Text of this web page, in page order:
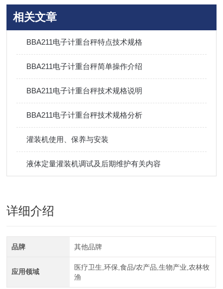
相关文章
BBA211电子计重台秤特点技术规格
BBA211电子计重台秤简单操作介绍
BBA211电子计重台秤技术规格说明
BBA211电子计重台秤技术规格分析
灌装机使用、保养与安装
液体定量灌装机调试及后期维护有关内容
详细介绍
品牌 其他品牌
应用领域
医疗卫生,环保,食品/农产品,生物产业,农林牧
渔